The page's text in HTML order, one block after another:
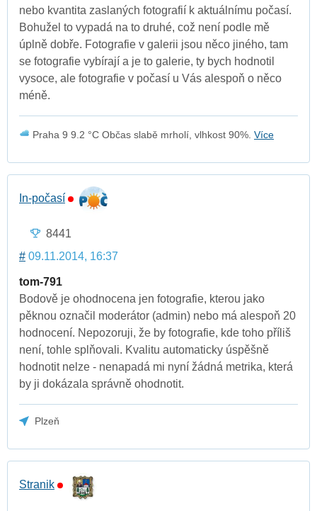
nebo kvantita zaslaných fotografií k aktuálnímu počasí.
Bohužel to vypadá na to druhé, což není podle mě
úplně dobře. Fotografie v galerii jsou něco jiného, tam
se fotografie vybírají a je to galerie, ty bych hodnotil
vysoce, ale fotografie v počasí u Vás alespoň o něco
méně.
Praha 9 9.2 °C Občas slabě mrholí, vlhkost 90%. Více
In-počasí
8441
# 09.11.2014, 16:37
tom-791
Bodově je ohodnocena jen fotografie, kterou jako
pěknou označil moderátor (admin) nebo má alespoň 20
hodnocení. Nepozoruji, že by fotografie, kde toho příliš
není, tohle splňovali. Kvalitu automaticky úspěšně
hodnotit nelze - nenapadá mi nyní žádná metrika, která
by ji dokázala správně ohodnotit.
Plzeň
Stranik